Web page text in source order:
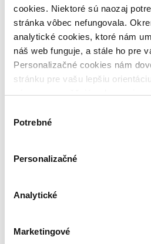
cookies. Niektoré sú naozaj
stránka vôbec nefungovala.
analytické cookies, ktoré nám
náš web funguje, a stále ho pre
Personalizačné cookies nám
stránku pre vašu lepšiu
nám zas umožňujú zobrazenie
nám pomohlo, keby sme mohli
súhlasu
Potrebné
Personalizačné
Analytické
Marketingové
Nové / čítané
nová (0 titulov)nová
čítaná (0 titulov)čítaná
čítaná - výborný stav (0 titulov)
čítaná - mierne
opotrebovaná
čítané verzie vypredaných
Zúžiť výber
Novinky
Najdrahšie